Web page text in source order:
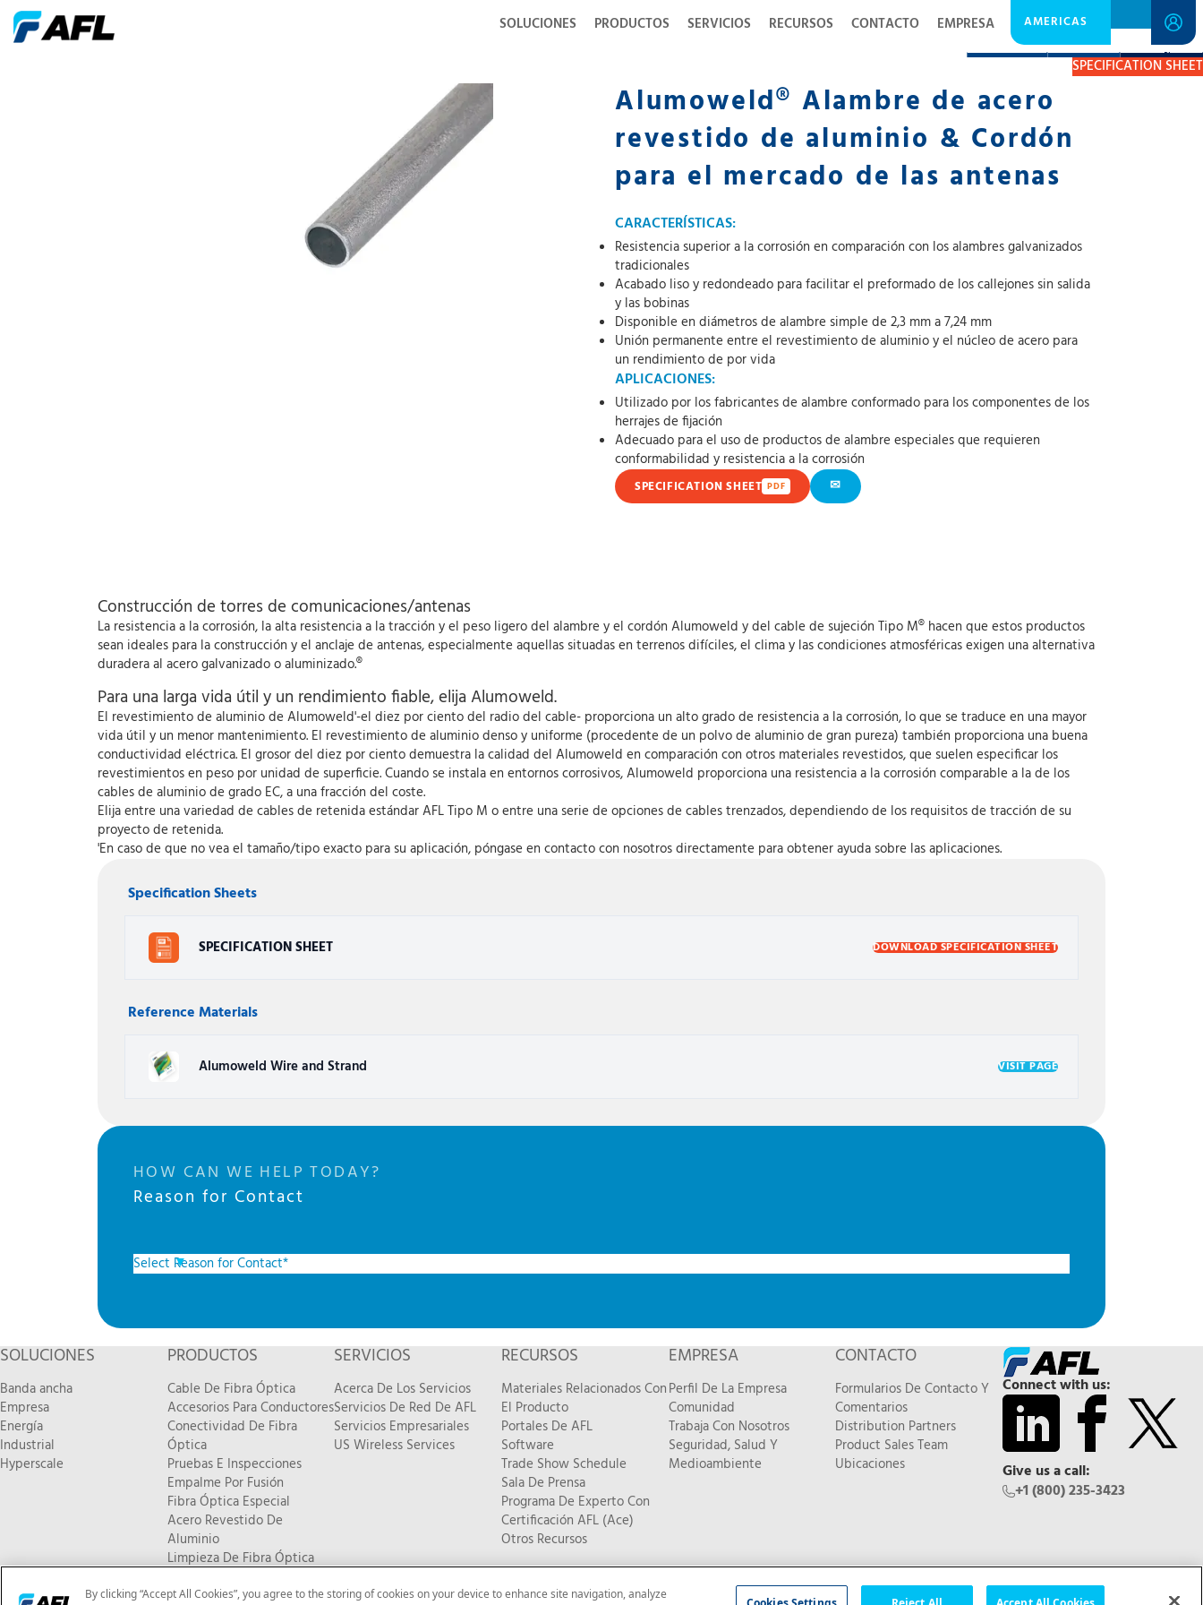
SOLUCIONES PRODUCTOS SERVICIOS RECURSOS CONTACTO EMPRESA AMERICAS
DESCRIPTIONRESOURCESGET A QUOTE
SPECIFICATION SHEET
Alumoweld® Alambre de acero
revestido de aluminio & Cordón
para el mercado de las antenas
CARACTERÍSTICAS:
Resistencia superior a la corrosión en comparación con los alambres galvanizados
tradicionales
Acabado liso y redondeado para facilitar el preformado de los callejones sin salida
y las bobinas
Disponible en diámetros de alambre simple de 2,3 mm a 7,24 mm
Unión permanente entre el revestimiento de aluminio y el núcleo de acero para
un rendimiento de por vida
APLICACIONES:
Utilizado por los fabricantes de alambre conformado para los componentes de los
herrajes de fijación
Adecuado para el uso de productos de alambre especiales que requieren
conformabilidad y resistencia a la corrosión
SPECIFICATION SHEET PDF ✉
Construcción de torres de comunicaciones/antenas
La resistencia a la corrosión, la alta resistencia a la tracción y el peso ligero del alambre y el cordón Alumoweld y del cable de sujeción Tipo M® hacen que estos productos
sean ideales para la construcción y el anclaje de antenas, especialmente aquellas situadas en terrenos difíciles, el clima y las condiciones atmosféricas exigen una alternativa
duradera al acero galvanizado o aluminizado.®
Para una larga vida útil y un rendimiento fiable, elija Alumoweld.
El revestimiento de aluminio de Alumoweld'-el diez por ciento del radio del cable- proporciona un alto grado de resistencia a la corrosión, lo que se traduce en una mayor
vida útil y un menor mantenimiento. El revestimiento de aluminio denso y uniforme (procedente de un polvo de aluminio de gran pureza) también proporciona una buena
conductividad eléctrica. El grosor del diez por ciento demuestra la calidad del Alumoweld en comparación con otros materiales revestidos, que suelen especificar los
revestimientos en peso por unidad de superficie. Cuando se instala en entornos corrosivos, Alumoweld proporciona una resistencia a la corrosión comparable a la de los
cables de aluminio de grado EC, a una fracción del coste.
Elija entre una variedad de cables de retenida estándar AFL Tipo M o entre una serie de opciones de cables trenzados, dependiendo de los requisitos de tracción de su
proyecto de retenida.
'En caso de que no vea el tamaño/tipo exacto para su aplicación, póngase en contacto con nosotros directamente para obtener ayuda sobre las aplicaciones.
Specification Sheets
SPECIFICATION SHEET DOWNLOAD SPECIFICATION SHEET
Reference Materials
Alumoweld Wire and Strand VISIT PAGE
HOW CAN WE HELP TODAY?
Reason for Contact
SOLUCIONES
Banda ancha
Empresa
Energía
Industrial
Hyperscale
PRODUCTOS
Cable De Fibra Óptica
Accesorios Para Conductores
Conectividad De Fibra
Óptica
Pruebas E Inspecciones
Empalme Por Fusión
Fibra Óptica Especial
Acero Revestido De
Aluminio
Limpieza De Fibra Óptica
SERVICIOS
Acerca De Los Servicios
Servicios De Red De AFL
Servicios Empresariales
US Wireless Services
RECURSOS
Materiales Relacionados Con
El Producto
Portales De AFL
Software
Trade Show Schedule
Sala De Prensa
Programa De Experto Con
Certificación AFL (Ace)
Otros Recursos
EMPRESA
Perfil De La Empresa
Comunidad
Trabaja Con Nosotros
Seguridad, Salud Y
Medioambiente
CONTACTO
Formularios De Contacto Y
Comentarios
Distribution Partners
Product Sales Team
Ubicaciones
Connect with us:
Give us a call:
+1 (800) 235-3423
By clicking “Accept All Cookies”, you agree to the storing of cookies on your device to enhance site navigation, analyze
Feedback